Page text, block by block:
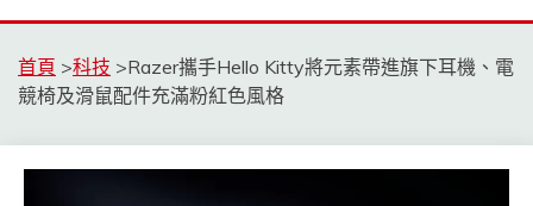
首頁 >科技 >Razer攜手Hello Kitty將元素帶進旗下耳機、電
競椅及滑鼠配件充滿粉紅色風格